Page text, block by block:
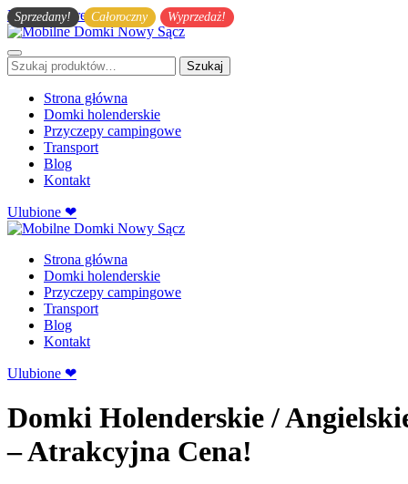
Przejdź do treści głównej
Szukaj: Szukaj
Strona główna
Domki holenderskie
Przyczepy campingowe
Transport
Blog
Kontakt
Ulubione ❤
Strona główna
Domki holenderskie
Przyczepy campingowe
Transport
Blog
Kontakt
Ulubione ❤
Domki Holenderskie/
– Atrakcyjna Cena!
Sprzedany! Całoroczny Wyprzedaż!